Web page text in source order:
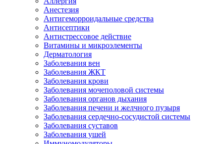
Анестезия
Антигеморроидальные средства
Антисептики
Антистрессовое действие
Витамины и микроэлементы
Дерматология
Заболевания вен
Заболевания ЖКТ
Заболевания крови
Заболевания мочеполовой системы
Заболевания органов дыхания
Заболевания печени и желчного пузыря
Заболевания сердечно-сосудистой системы
Заболевания суставов
Заболевания ушей